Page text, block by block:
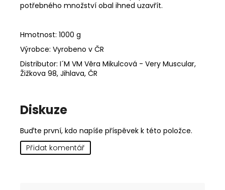
potřebného množství obal ihned uzavřít.
Hmotnost: 1000 g
Výrobce: Vyrobeno v ČR
Distributor: I´M VM Věra Mikulcová - Very Muscular,
Žižkova 98, Jihlava, ČR
Diskuze
Buďte první, kdo napíše příspěvek k této položce.
Přidat komentář